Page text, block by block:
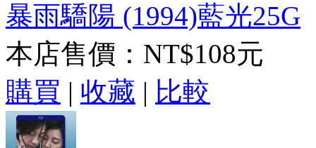
暴雨驕陽 (1994)藍光25G
本店售價： NT$108元
購買 | 收藏 | 比較